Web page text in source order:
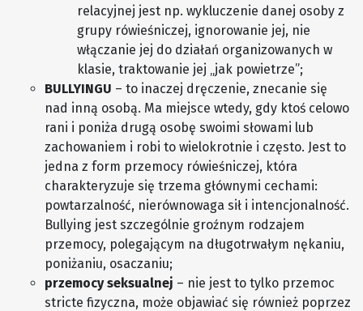
relacyjnej jest np. wykluczenie danej osoby z
grupy rówieśniczej, ignorowanie jej, nie
włączanie jej do działań organizowanych w
klasie, traktowanie jej „jak powietrze”;
BULLYINGU – to inaczej dręczenie, znecanie się
nad inną osobą. Ma miejsce wtedy, gdy ktoś celowo
rani i poniża drugą osobę swoimi słowami lub
zachowaniem i robi to wielokrotnie i często. Jest to
jedna z form przemocy rówieśniczej, która
charakteryzuje się trzema głównymi cechami:
powtarzalność, nierównowaga sił i intencjonalność.
Bullying jest szczególnie groźnym rodzajem
przemocy, polegającym na długotrwałym nękaniu,
poniżaniu, osaczaniu;
przemocy seksualnej – nie jest to tylko przemoc
stricte fizyczna, może objawiać się również poprzez